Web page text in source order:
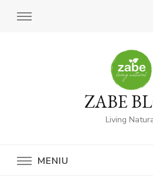
ZABE
Living
MENIU